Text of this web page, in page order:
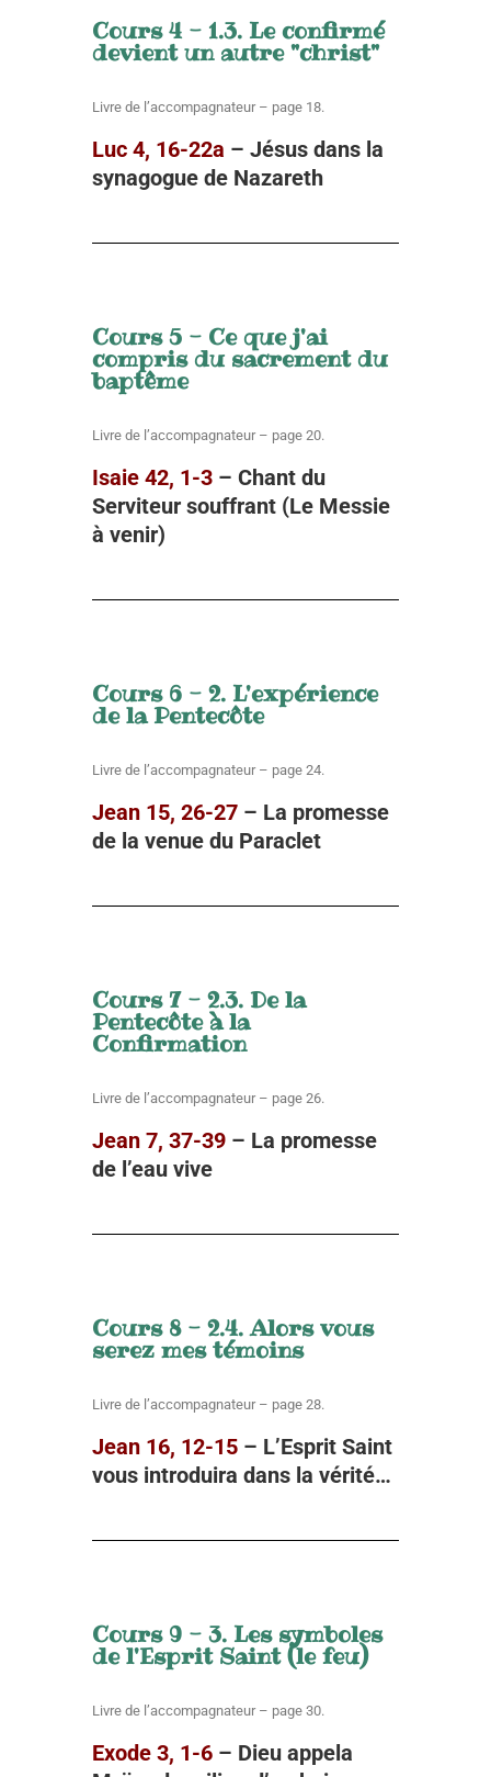
Cours 4 - 1.3. Le confirmé
devient un autre "christ"
Livre de l’accompagnateur – page 18.
Luc 4, 16-22a – Jésus dans la
synagogue de Nazareth
Cours 5 - Ce que j'ai
compris du sacrement du
baptême
Livre de l’accompagnateur – page 20.
Isaie 42, 1-3 – Chant du
Serviteur souffrant (Le Messie
à venir)
Cours 6 - 2. L'expérience
de la Pentecôte
Livre de l’accompagnateur – page 24.
Jean 15, 26-27 – La promesse
de la venue du Paraclet
Cours 7 - 2.3. De la
Pentecôte à la
Confirmation
Livre de l’accompagnateur – page 26.
Jean 7, 37-39 – La promesse
de l’eau vive
Cours 8 - 2.4. Alors vous
serez mes témoins
Livre de l’accompagnateur – page 28.
Jean 16, 12-15 – L’Esprit Saint
vous introduira dans la vérité…
Cours 9 - 3. Les symboles
de l'Esprit Saint (le feu)
Livre de l’accompagnateur – page 30.
Exode 3, 1-6 – Dieu appela